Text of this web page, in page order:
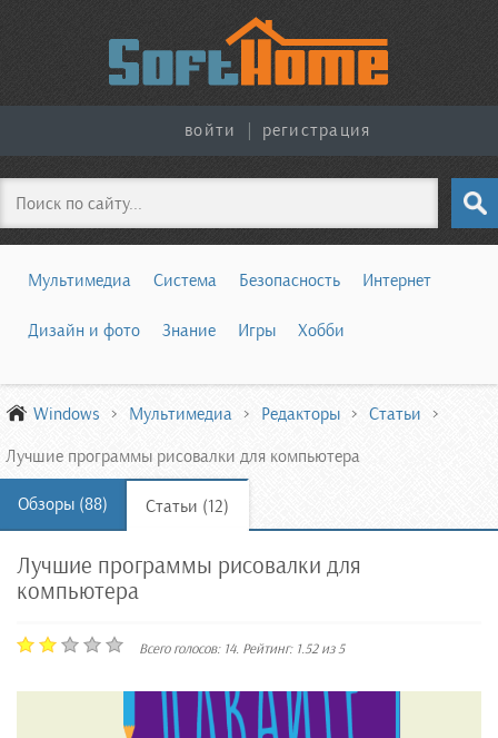
войти регистрация
Поиск
Мультимедиа Система Безопасность Интернет
Дизайн и фото Знание Игры Хобби
Windows Мультимедиа Редакторы
Статьи
Лучшие программы рисовалки для компьютера
Обзоры (88) Статьи (12)
Лучшие программы рисовалки для
компьютера
Всего голосов: 14. Рейтинг: 1.52из5